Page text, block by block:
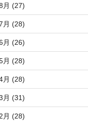
月 (27)
月 (28)
月 (26)
月 (28)
月 (28)
月 (31)
月 (28)